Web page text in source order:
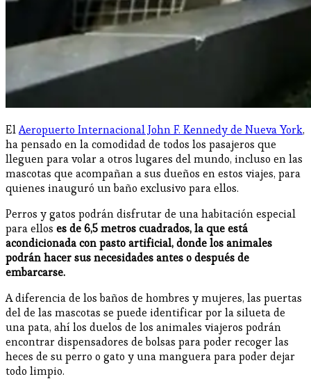
ElAeropuerto Internacional John F. Kennedy de Nueva York,
ha pensado en la comodidad de todos los pasajeros que
lleguen para volar a otros lugares del mundo, incluso en las
mascotas que acompañan a sus dueños en estos viajes, para
quienes inauguró un baño exclusivo para ellos.
Perros y gatos podrán disfrutar de una habitación especial
para ellos es de 6,5 metros cuadrados, la que está
acondicionada con pasto artificial, donde los animales
podrán hacer sus necesidades antes o después de
embarcarse.
A diferencia de los baños de hombres y mujeres, las puertas
del de las mascotas se puede identificar por la silueta de
una pata, ahí los duelos de los animales viajeros podrán
encontrar dispensadores de bolsas para poder recoger las
heces de su perro o gato y una manguera para poder dejar
todo limpio.